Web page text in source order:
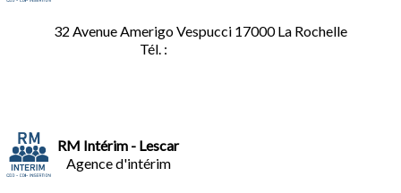
32 Avenue Amerigo Vespucci 17000 La Rochelle
Tél. :
RM Intérim - Lescar
Agence d'intérim